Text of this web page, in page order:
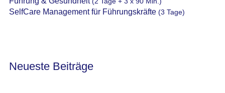
SelfCare Management für Führungskräfte(3 Tage)
Neueste Beiträge